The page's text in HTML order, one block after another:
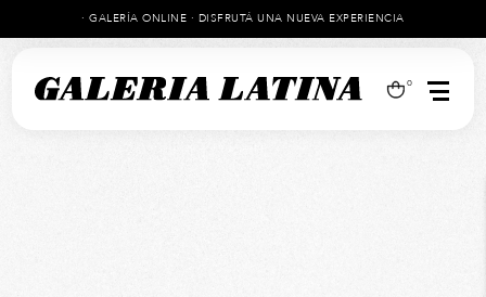
· GALERÍA ONLINE · DISFRUTÁ UNA NUEVA EXPERIENCIA
0